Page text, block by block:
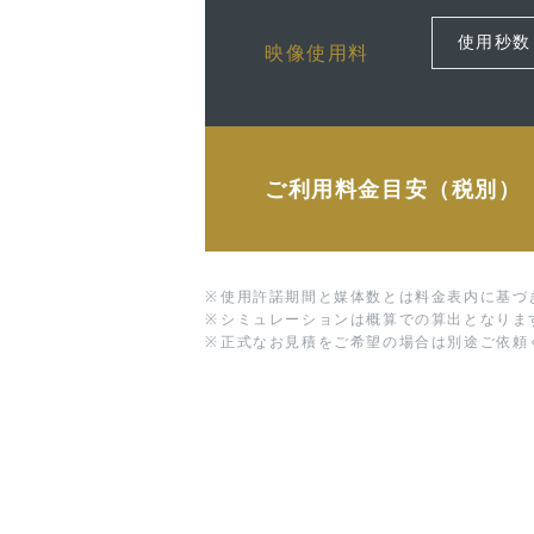
映像使用料
ご利用料金目安（税別）
※ 使用許諾期間と媒体数とは料金表内に基づ
※ シミュレーションは概算での算出となりま
※ 正式なお見積をご希望の場合は別途ご依頼